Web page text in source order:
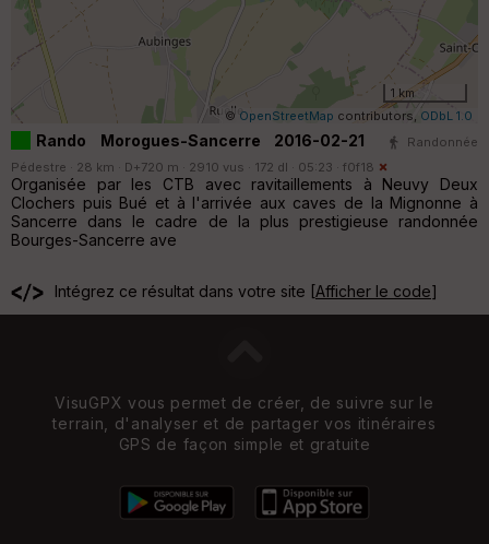
1 km
© OpenStreetMap contributors, ODbL 1.0
Rando Morogues-Sancerre 2016-02-21
Randonnée
Pédestre · 28 km · D+720 m · 2910 vus · 172 dl · 05:23 · f0f18
Organisée par les CTB avec ravitaillements à Neuvy Deux
Clochers puis Bué et à l'arrivée aux caves de la Mignonne à
Sancerre dans le cadre de la plus prestigieuse randonnée
Bourges-Sancerre ave
Intégrez ce résultat dans votre site [Afficher le code]
VisuGPX vous permet de créer, de suivre sur le
terrain, d'analyser et de partager vos itinéraires
GPS de façon simple et gratuite